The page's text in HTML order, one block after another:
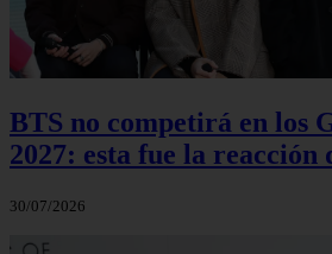
BTS no competirá en los
2027: esta fue la reacción
30/07/2026